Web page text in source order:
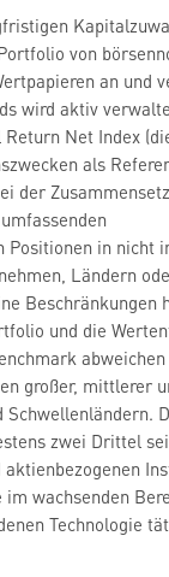
von
an und
wird aktiv
Return Net Index
als
der
Positionen in nicht
Ländern
Beschränkungen
und die
großer, mittlerer
zwei Drittel
wachsenden
Technologie